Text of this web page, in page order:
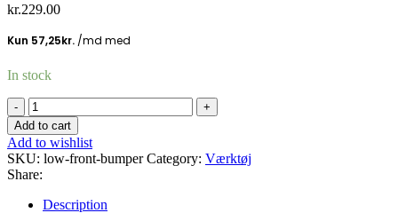
kr.229.00
In stock
LAV
FORKØFTER
quantity
Add to cart
Add to wishlist
SKU: low-front-bumperCategory: Værktøj
Share:
Description